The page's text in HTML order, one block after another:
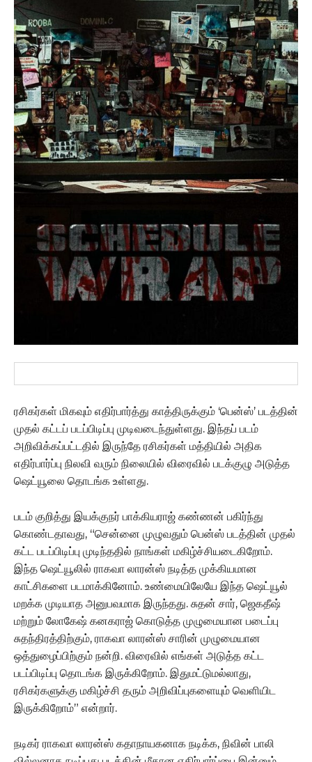
ரசிகர்கள் மிகவும் எதிர்பார்த்து காத்திருக்கும் ‘பென்ஸ்’ படத்தின்
முதல் கட்டப் படப்பிடிப்பு முடிவடைந்துள்ளது. இந்தப் படம்
அறிவிக்கப்பட்டதில் இருந்தே ரசிகர்கள் மத்தியில் அதிக
எதிர்பார்ப்பு நிலவி வரும் நிலையில் விரைவில் படக்குழு அடுத்த
ஷெட்யூலை தொடங்க உள்ளது.
படம் குறித்து இயக்குநர் பாக்கியராஜ் கண்ணன் பகிர்ந்து
கொண்டதாவது, “சென்னை முழுவதும் பென்ஸ் படத்தின் முதல்
கட்ட படப்பிடிப்பு முடிந்ததில் நாங்கள் மகிழ்ச்சியடைகிறோம்.
இந்த ஷெட்யூலில் ராகவா லாரன்ஸ் நடித்த முக்கியமான
காட்சிகளை படமாக்கினோம். உண்மையிலேயே இந்த ஷெட்யூல்
மறக்க முடியாத அனுபவமாக இருந்தது. சுதன் சார், ஜெகதீஷ்
மற்றும் லோகேஷ் கனகராஜ் கொடுத்த முழுமையான படைப்பு
சுதந்திரத்திற்கும், ராகவா லாரன்ஸ் சாரின் முழுமையான
ஒத்துழைப்பிற்கும் நன்றி. விரைவில் எங்கள் அடுத்த கட்ட
படப்பிடிப்பு தொடங்க இருக்கிறோம். இதுமட்டுமல்லாது,
ரசிகர்களுக்கு மகிழ்ச்சி தரும் அறிவிப்புகளையும் வெளியிட
இருக்கிறோம்” என்றார்.
நடிகர் ராகவா லாரன்ஸ் கதாநாயகனாக நடிக்க, நிவின் பாலி